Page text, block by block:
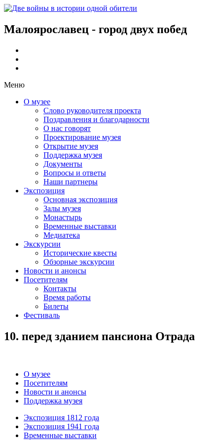
Малоярославец - город двух побед
Меню
О музее
Слово руководителя проекта
Поздравления и благодарности
О нас говорят
Проектирование музея
Открытие музея
Поддержка музея
Документы
Вопросы и ответы
Наши партнеры
Экспозиция
Основная экспозиция
Залы музея
Монастырь
Временные выставки
Медиатека
Экскурсии
Исторические квесты
Обзорные экскурсии
Новости и анонсы
Посетителям
Контакты
Время работы
Билеты
Фестиваль
10. перед зданием пансиона Отрада
О музее
Посетителям
Новости и анонсы
Поддержка музея
Экспозиция 1812 года
Экспозиция 1941 года
Временные выставки